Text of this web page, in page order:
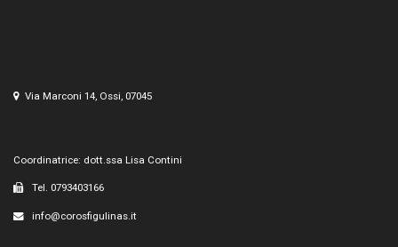
Via Marconi 14, Ossi, 07045
Coordinatrice: dott.ssa Lisa Contini
Tel. 0793403166
info@corosfigulinas.it